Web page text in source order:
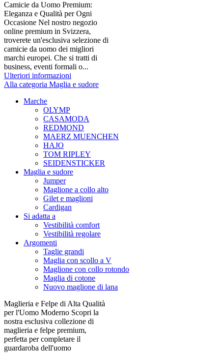
Camicie da Uomo Premium:
Eleganza e Qualità per Ogni
Occasione Nel nostro negozio
online premium in Svizzera,
troverete un'esclusiva selezione di
camicie da uomo dei migliori
marchi europei. Che si tratti di
business, eventi formali o...
Ulteriori informazioni
Alla categoria Maglia e sudore
Marche
OLYMP
CASAMODA
REDMOND
MAERZ MUENCHEN
HAJO
TOM RIPLEY
SEIDENSTICKER
Maglia e sudore
Jumper
Maglione a collo alto
Gilet e maglioni
Cardigan
Si adatta a
Vestibilità comfort
Vestibilità regolare
Argomenti
Taglie grandi
Maglia con scollo a V
Maglione con collo rotondo
Maglia di cotone
Nuovo maglione di lana
Maglieria e Felpe di Alta Qualità
per l'Uomo Moderno Scopri la
nostra esclusiva collezione di
maglieria e felpe premium,
perfetta per completare il
guardaroba dell'uomo